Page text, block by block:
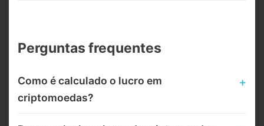
Perguntas frequentes
Como é calculado o lucro em
criptomoedas?